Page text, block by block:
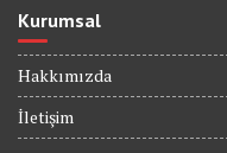
Kurumsal
Hakkımızda
İletişim